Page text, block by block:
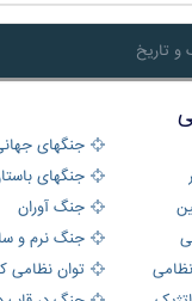
جنگهای
جنگهای
جنگ آوران
جنگ نرم و
توان نظامی